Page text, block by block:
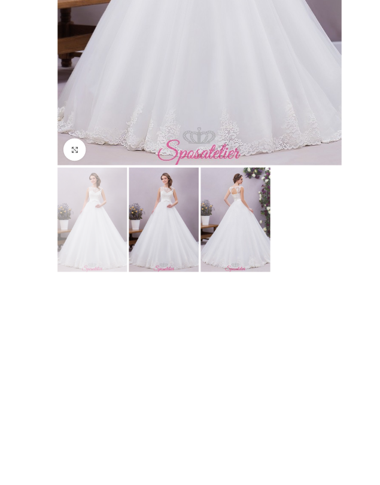
Click to enlarge